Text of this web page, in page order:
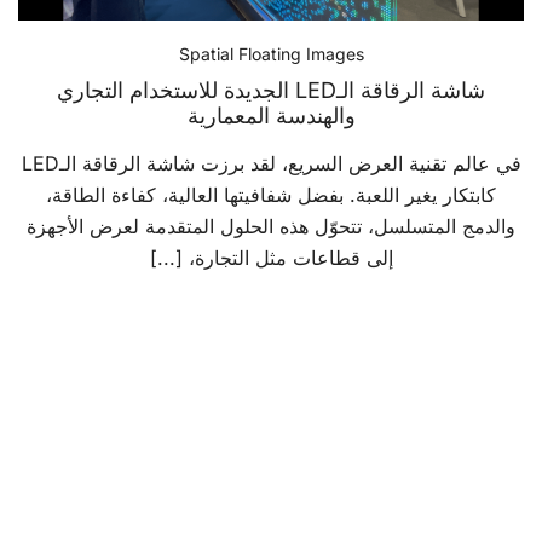
Spatial Floating Images
شاشة الرقاقة الـLED الجديدة للاستخدام التجاري
والهندسة المعمارية
في عالم تقنية العرض السريع، لقد برزت شاشة الرقاقة الـLED
كابتكار يغير اللعبة. بفضل شفافيتها العالية، كفاءة الطاقة،
والدمج المتسلسل، تتحوّل هذه الحلول المتقدمة لعرض الأجهزة
إلى قطاعات مثل التجارة، [...]